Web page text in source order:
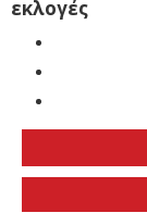
Πότε